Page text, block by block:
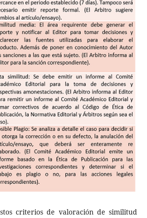
criterios de valoración de similitud